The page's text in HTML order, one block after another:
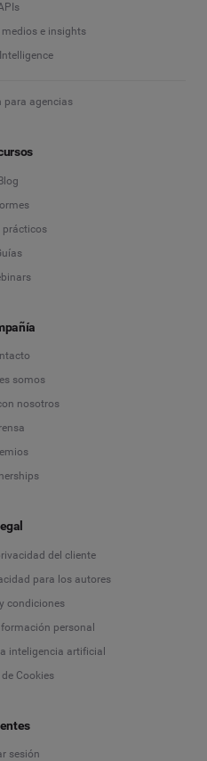
medios e insights
para agencias
prácticos
somos
nosotros
del cliente
para los autores
condiciones
personal
inteligencia artificial
Cookies
sesión